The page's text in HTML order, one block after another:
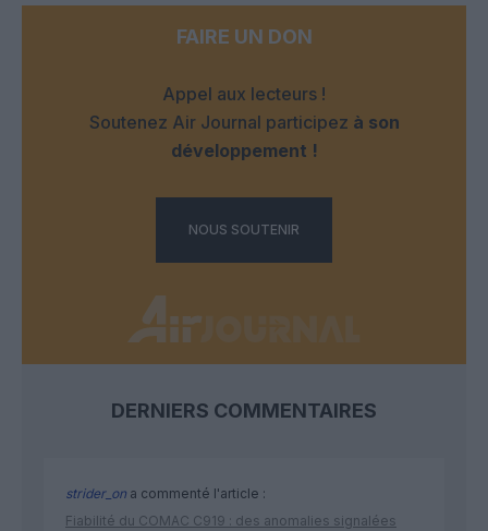
FAIRE UN DON
Appel aux lecteurs !
Soutenez Air Journal participez à son
développement !
NOUS SOUTENIR
DERNIERS COMMENTAIRES
strider_on a commenté l'article :
Fiabilité du COMAC C919 : des anomalies signalées